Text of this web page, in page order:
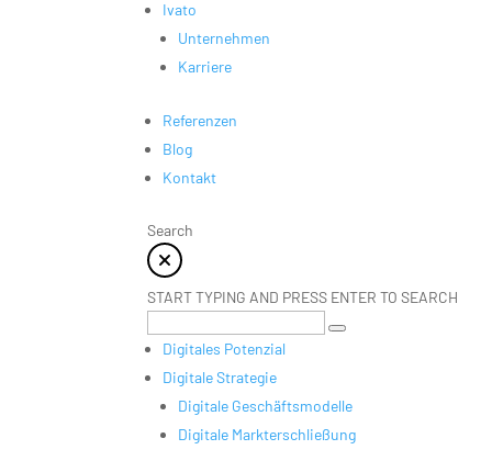
Ivato
Unternehmen
Karriere
Referenzen
Blog
Kontakt
Search
START TYPING AND PRESS ENTER TO SEARCH
Digitales Potenzial
Digitale Strategie
Digitale Geschäftsmodelle
Digitale Markterschließung